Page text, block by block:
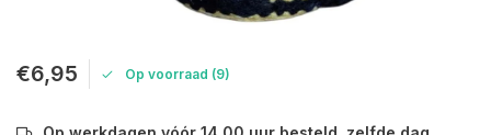
€6,95 Op voorraad (9)